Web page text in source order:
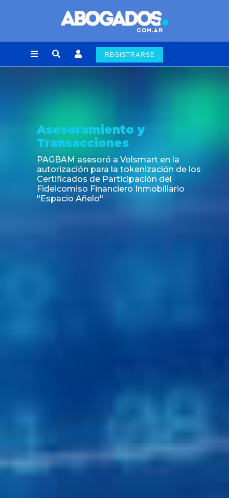
REGISTRARSE
Asesoramiento y
Transacciones
PAGBAM asesoró a Volsmart en la
autorización para la tokenización de los
Certificados de Participación del
Fideicomiso Financiero Inmobiliario
"Espacio Añelo"